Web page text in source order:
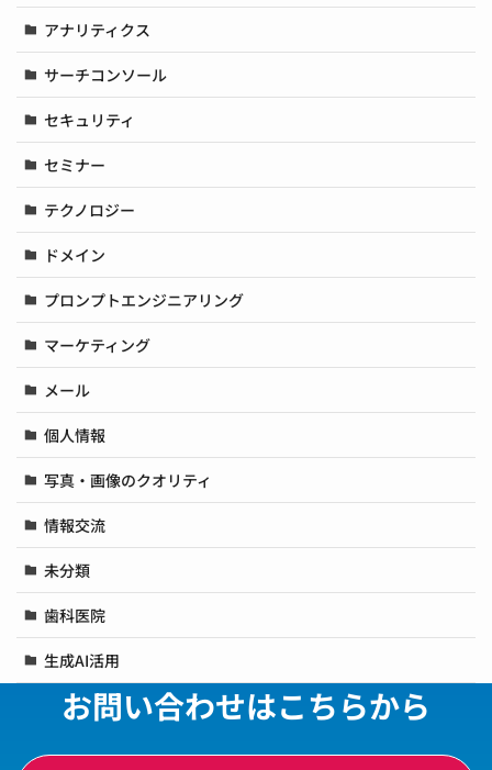
アナリティクス
サーチコンソール
セキュリティ
セミナー
テクノロジー
ドメイン
プロンプトエンジニアリング
マーケティング
メール
個人情報
写真・画像のクオリティ
情報交流
未分類
歯科医院
生成AI活用
お問い合わせはこちらから